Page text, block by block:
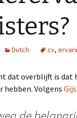
Dutch cv,
dat overblijft is dat
hebben. Volgens